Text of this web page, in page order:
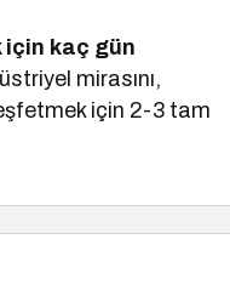
için kaç gün
mirasını,
için 2-3 tam